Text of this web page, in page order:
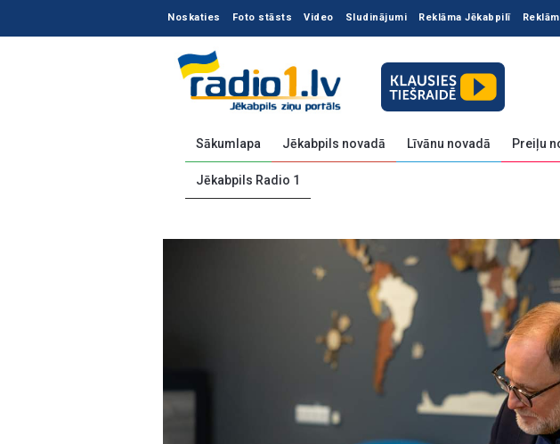
Noskaties Foto stāsts Video Sludinājumi Reklāma Jēkabpilī
Sākumlapa Jēkabpils novadā Līvānu novadā Preiļu
Jēkabpils Radio 1